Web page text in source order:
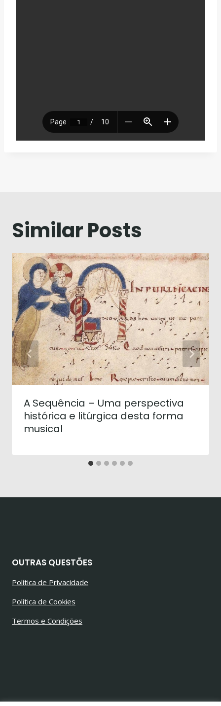
artigos
Similar Posts
A Sequência – Uma perspectiva
histórica e litúrgica desta forma
musical
OUTRAS QUESTÕES
Política de Privacidade
Política de Cookies
Termos e Condições